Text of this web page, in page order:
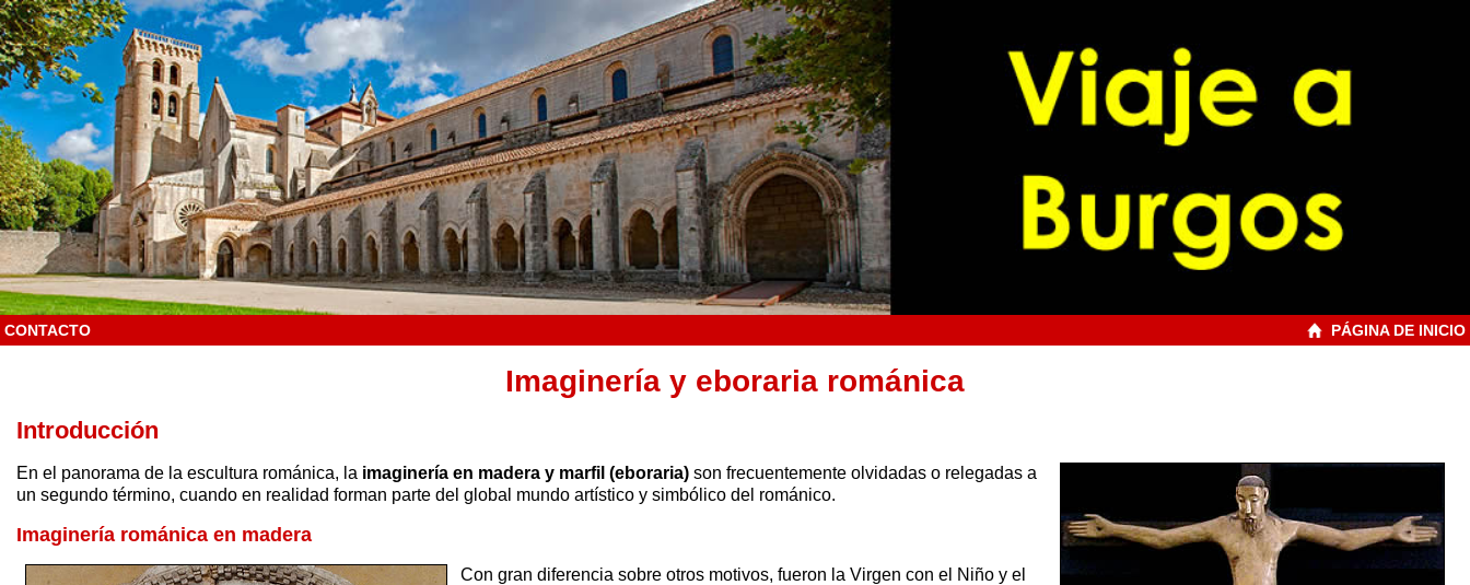
CONTACTO PÁGINA DE INICIO
Imaginería y eboraria románica
Introducción
En el panorama de la escultura románica, la imaginería en madera y marfil (eboraria) son frecuentemente olvidadas o relegadas a
un segundo término, cuando en realidad forman parte del global mundo artístico y simbólico del románico.
Imaginería románica en madera
Con gran diferencia sobre otros motivos, fueron la Virgen con el Niño y el